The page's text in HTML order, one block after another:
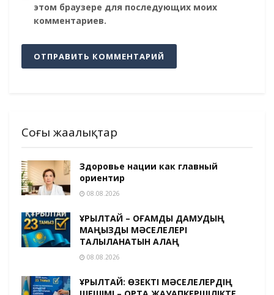
этом браузере для последующих моих
комментариев.
Соңғы жаңалықтар
Здоровье нации как главный
ориентир
08.08.2026
ҚҰРЫЛТАЙ – ҚОҒАМДЫҚ ДАМУДЫҢ
МАҢЫЗДЫ МӘСЕЛЕЛЕРІ
ТАЛҚЫЛАНАТЫН АЛАҢ
08.08.2026
ҚҰРЫЛТАЙ: ӨЗЕКТІ МӘСЕЛЕЛЕРДІҢ